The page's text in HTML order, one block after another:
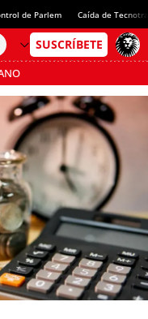
de Parlem Caída de